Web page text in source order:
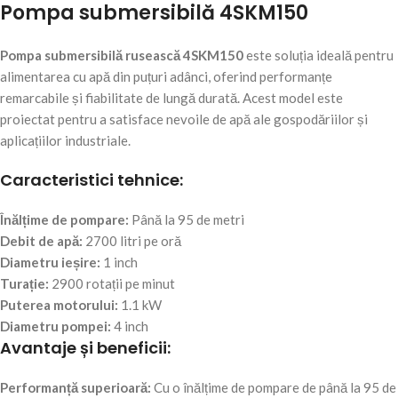
Pompa submersibilă 4SKM150
Pompa submersibilă rusească 4SKM150este soluția ideală pentru
alimentarea cu apă din puțuri adânci, oferind performanțe
remarcabile și fiabilitate de lungă durată. Acest model este
proiectat pentru a satisface nevoile de apă ale gospodăriilor și
aplicațiilor industriale.
Caracteristici tehnice:
Înălțime de pompare: Până la 95 de metri
Debit de apă: 2700 litri pe oră
Diametru ieșire: 1 inch
Turație: 2900 rotații pe minut
Puterea motorului: 1.1 kW
Diametru pompei: 4 inch
Avantaje și beneficii:
Performanță superioară: Cu o înălțime de pompare de până la 95 de